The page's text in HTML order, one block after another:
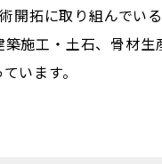
拓に取り組んでい
工・土石、骨材生
います。